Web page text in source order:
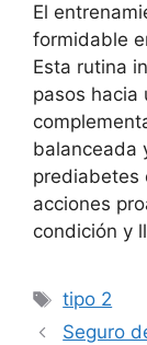
El
formidable
Esta rutina
pasos hacia
balanceada
prediabetes
acciones
condición y
Etiquetas
tipo 2
Seguro